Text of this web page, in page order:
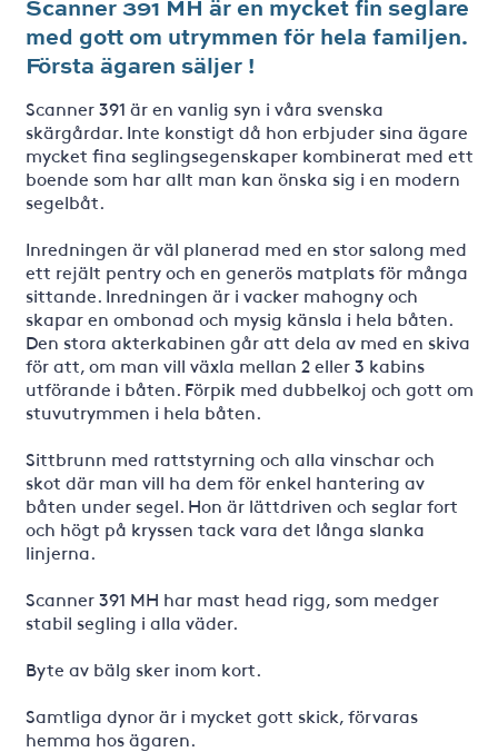
Scanner 391 MH är en mycket fin seglare
med gott om utrymmen för hela familjen.
Första ägaren säljer !
Scanner 391 är en vanlig syn i våra svenska
skärgårdar. Inte konstigt då hon erbjuder sina ägare
mycket fina seglingsegenskaper kombinerat med ett
boende som har allt man kan önska sig i en modern
segelbåt.
Inredningen är väl planerad med en stor salong med
ett rejält pentry och en generös matplats för många
sittande. Inredningen är i vacker mahogny och
skapar en ombonad och mysig känsla i hela båten.
Den stora akterkabinen går att dela av med en skiva
för att, om man vill växla mellan 2 eller 3 kabins
utförande i båten. Förpik med dubbelkoj och gott om
stuvutrymmen i hela båten.
Sittbrunn med rattstyrning och alla vinschar och
skot där man vill ha dem för enkel hantering av
båten under segel. Hon är lättdriven och seglar fort
och högt på kryssen tack vara det långa slanka
linjerna.
Scanner 391 MH har mast head rigg, som medger
stabil segling i alla väder.
Byte av bälg sker inom kort.
Samtliga dynor är i mycket gott skick, förvaras
hemma hos ägaren.